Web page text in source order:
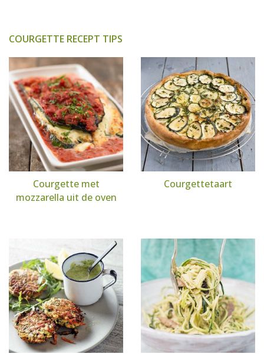
COURGETTE RECEPT TIPS
Courgette met
mozzarella uit de oven
Courgettetaart